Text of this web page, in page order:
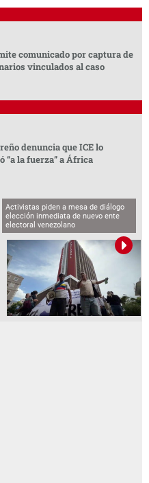
comunicado por captura de
vinculados al caso
denuncia que ICE lo
“a la fuerza” a África
Activistas piden a mesa de diálogo
elección inmediata de nuevo ente
electoral venezolano